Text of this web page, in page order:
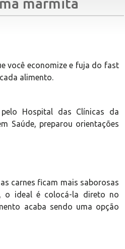
marmita
você economize e fuja do fast
alimento.
pelo Hospital das Clínicas da
Saúde, preparou orientações
carnes ficam mais saborosas
o ideal é colocá-la direto no
acaba sendo uma opção